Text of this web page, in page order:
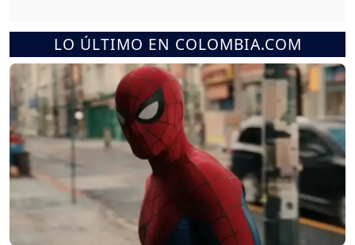
LO ÚLTIMO EN COLOMBIA.COM